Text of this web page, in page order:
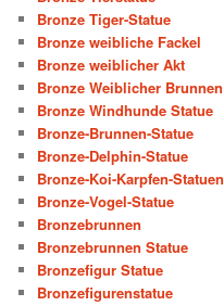
Bronze Tiger-Statue
Bronze weibliche Fackel
Bronze weiblicher Akt
Bronze Weiblicher Brunnen
Bronze Windhunde Statue
Bronze-Brunnen-Statue
Bronze-Delphin-Statue
Bronze-Koi-Karpfen-Statuen
Bronze-Vogel-Statue
Bronzebrunnen
Bronzebrunnen Statue
Bronzefigur Statue
Bronzefigurenstatue